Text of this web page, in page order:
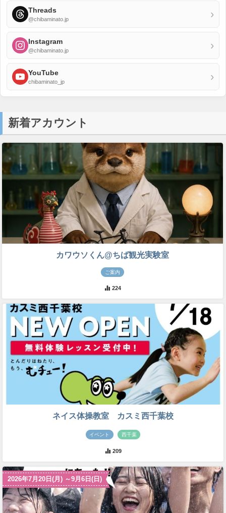
Threads
@chibaminato.jp ›
Instagram
@chibaminato.jp ›
YouTube
chibaminato_jp ›
新着アカウント
カワウソくん@ちば観光実験室
ご案内
224
ネイス体操教室 カスミ西千葉校
イベント 西千葉
209
2026年7月20日(月) ～9月6日(日)